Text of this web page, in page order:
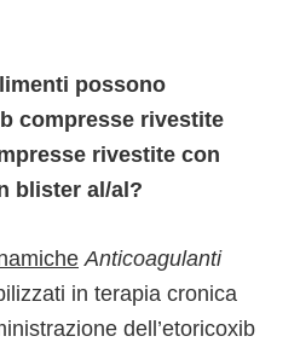
possono
compresse rivestite
rivestite con
blister al/al?
Anticoagulanti
in terapia cronica
dell’etoricoxib